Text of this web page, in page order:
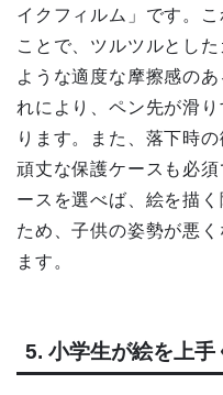
イクフィルム」です。
ことで、ツルツルとし
ような適度な摩擦感の
れにより、ペン先が滑
ります。また、落下時
頑丈な保護ケースも必
ースを選べば、絵を描
ため、子供の姿勢が悪
ます。
5. 小学生が絵を上